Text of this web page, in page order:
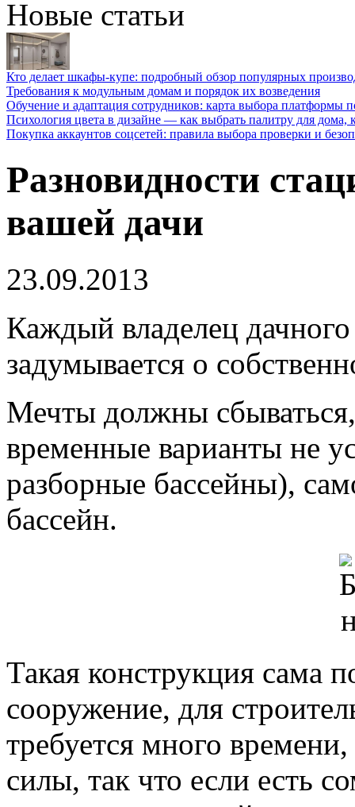
Новые статьи
Кто делает шкафы-купе: подробный обзор популярных
Требования к модульным домам и порядок их возведения
Обучение и адаптация сотрудников: карта выбора платформы
Психология цвета в дизайне — как выбрать палитру для дома,
Покупка аккаунтов соцсетей: правила выбора проверки и
Разновидности
вашей дачи
23.09.2013
Каждый владелец
задумывается о
Мечты должны сбываться,
временные варианты не
разборные бассейны),
бассейн.
Такая конструкция сама
сооружение, для
требуется много
силы, так что если есть